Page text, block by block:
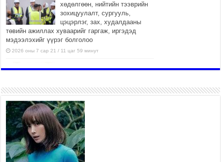
хөдөлгөөн, нийтийн тээврийн
зохицуулалт, сургууль,
цэцэрлэг, зах, худалдааны
төвийн ажиллах хуваарийг гаргаж, иргэдэд
мэдээлэхийг үүрэг болголоо
2026 оны 7 сар 21 / 11 цаг 59 минут
сонирхлыг нэн тэргүүнд
хангахыг баталгаажууллаа
2026 оны 7 сар 21 / 11 цаг 42 минут
Б.Пүрэвдагва: “Туул-1”
коллекторыг ашиглалтад
оруулж байж бид гэр
хорооллыг барилгажуулна